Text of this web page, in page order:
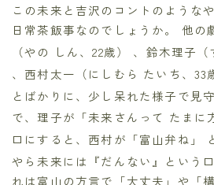
この未来と吉沢のコントのような
日常茶飯事なのでしょうか。 他の
（やの しん、22歳） 、鈴木理子（
、西村太一（にしむら たいち、33
とばかりに、少し呆れた様子で見
で、理子が「未来さんって たまに
口にすると、西村が「富山弁ね」
やら未来には『だんない』という
れは富山の方言で「大丈夫」や「